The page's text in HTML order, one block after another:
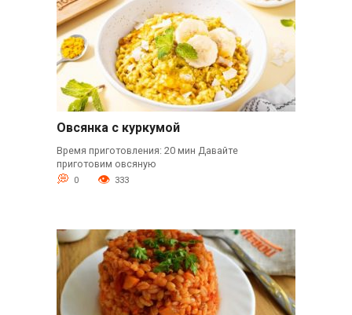
Овсянка с куркумой
Время приготовления: 20 мин Давайте
приготовим овсяную
0 333